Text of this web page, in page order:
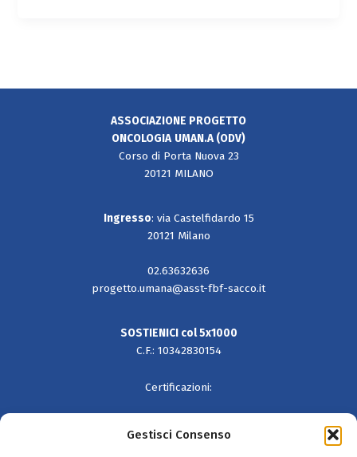
Gestisci Consenso
ASSOCIAZIONE PROGETTO
ONCOLOGIA UMAN.A (ODV)
Corso di Porta Nuova 23
20121 MILANO
Ingresso: via Castelfidardo 15
20121 Milano
02.63632636
progetto.umana@asst-fbf-sacco.it
SOSTIENICI col 5x1000
C.F.: 10342830154
Certificazioni: